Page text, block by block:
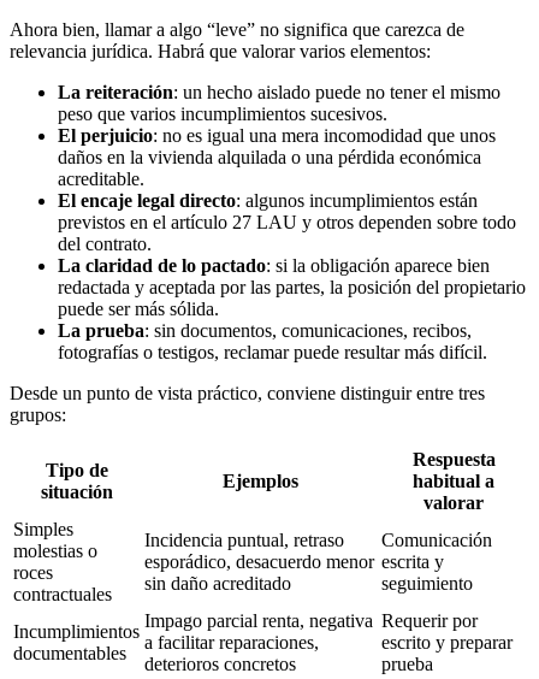
Ahora bien, llamar a algo “leve” no significa que carezca de
relevancia jurídica. Habrá que valorar varios elementos:
La reiteración: un hecho aislado puede no tener el mismo
peso que varios incumplimientos sucesivos.
El perjuicio: no es igual una mera incomodidad que unos
daños en la vivienda alquilada o una pérdida económica
acreditable.
El encaje legal directo: algunos incumplimientos están
previstos en el artículo 27 LAU y otros dependen sobre todo
del contrato.
La claridad de lo pactado: si la obligación aparece bien
redactada y aceptada por las partes, la posición del propietario
puede ser más sólida.
La prueba: sin documentos, comunicaciones, recibos,
fotografías o testigos, reclamar puede resultar más difícil.
Desde un punto de vista práctico, conviene distinguir entre tres
grupos:
Tipo de
situación
Ejemplos
Respuesta
habitual a
valorar
Simples
molestias o
roces
contractuales
Incidencia puntual, retraso
esporádico, desacuerdo menor
sin daño acreditado
Comunicación
escrita y
seguimiento
Incumplimientos
documentables
Impago parcial renta, negativa
a facilitar reparaciones,
deterioros concretos
Requerir por
escrito y preparar
prueba